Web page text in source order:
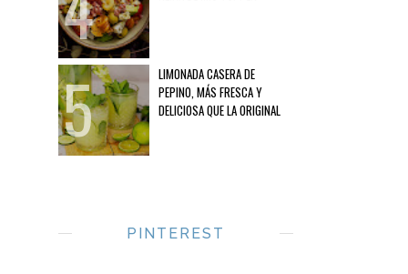
LIMONADA CASERA DE
PEPINO, MÁS FRESCA Y
DELICIOSA QUE LA ORIGINAL
PINTEREST